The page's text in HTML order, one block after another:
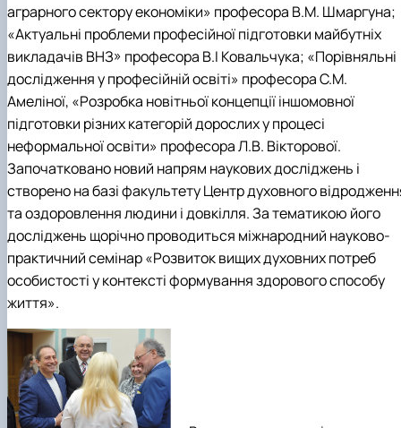
аграрного сектору економіки» професора В.М. Шмаргуна;
«Актуальні проблеми професійної підготовки майбутніх
викладачів ВНЗ» професора В.І Ковальчука; «Порівняльні
дослідження у професійній освіті» професора С.М.
Амеліної, «Розробка новітньої концепції іншомовної
підготовки різних категорій дорослих у процесі
неформальної освіти» професора Л.В. Вікторової.
Започатковано новий напрям наукових досліджень і
створено на базі факультету Центр духовного
та оздоровлення людини і довкілля. За тематикою його
досліджень щорічно проводиться міжнародний науково-
практичний семінар «Розвиток вищих духовних потреб
особистості у контексті формування здорового способу
життя».